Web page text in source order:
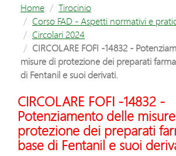
Home
Tirocinio
Corso FAD - Aspetti normativi e
Circolari 2024
CIRCOLARE FOFI -14832 -
misure di protezione dei preparati
di Fentanil e suoi derivati.
CIRCOLARE FOFI -14832 -
Potenziamento delle
protezione dei preparati
base di Fentanil e suoi